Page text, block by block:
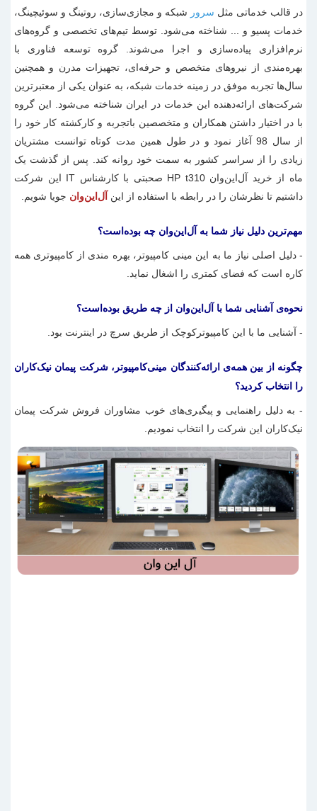
در قالب خدماتی مثل سرور شبکه و مجازی‌سازی، روتینگ و سوئیچینگ،
خدمات پسیو و ... شناخته می‌شود. توسط تیم‌های تخصصی و گروه‌های
نرم‌افزاری پیاده‌سازی و اجرا می‌شوند. گروه توسعه فناوری با
بهره‌مندی از نیروهای متخصص و حرفه‌ای، تجهیزات مدرن و همچنین
سال‌ها تجربه موفق در زمینه خدمات شبکه، به عنوان یکی از معتبرترین
شرکت‌های ارائه‌دهنده این خدمات در ایران شناخته می‌شود. این گروه
با در اختیار داشتن همکاران و متخصصین باتجربه و کارکشته کار خود را
از سال 98 آغاز نمود و در طول همین مدت کوتاه توانست مشتریان
زیادی را از سراسر کشور به سمت خود روانه کند. پس از گذشت یک
ماه از خرید
آل‌این‌وان
HP t310 صحبتی با کارشناس IT این شرکت
داشتیم تا نظرشان را در رابطه با استفاده از این آل‌این‌وان جویا شویم.
مهم‌ترین دلیل نیاز شما به آل‌این‌وان چه بوده‌است؟
- دلیل اصلی نیاز ما به این مینی کامپیوتر ، بهره مندی از کامپیوتری همه
کاره است که فضای کمتری را اشغال نماید.
نحوه‌ی آشنایی شما با آل‌این‌وان از چه طریق بوده‌است؟
- آشنایی ما با این کامپیوتر‌کوچک از طریق سرچ در اینترنت بود.
چگونه از بین همه‌ی ارائه‌کنندگان مینی‌کامپیوتر، شرکت پیمان نیک‌کاران
را انتخاب کردید؟
- به دلیل راهنمایی و پیگیری‌های خوب مشاوران فروش شرکت پیمان
نیک‌کاران این شرکت را انتخاب نمودیم.